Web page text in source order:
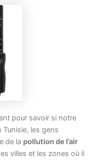
pour savoir si notre
les gens
de la pollution de l’air
villes et les zones où il